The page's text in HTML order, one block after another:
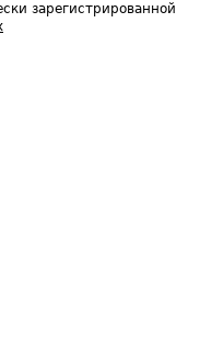
зарегистрированной